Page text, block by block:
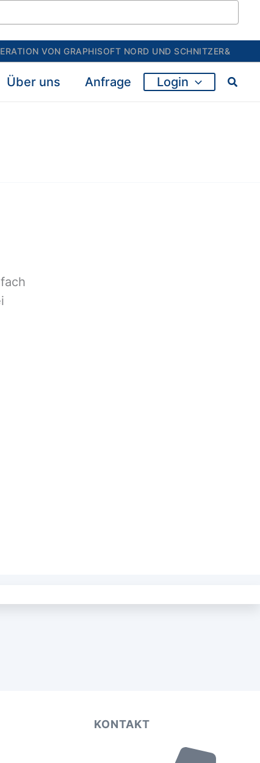
VON GRAPHISOFT NORD UND SCHNITZER&
Über uns Anfrage Login
KONTAKT